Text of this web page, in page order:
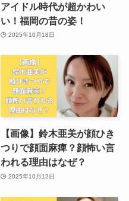
アイドル時代が超かわい
い！福岡の昔の姿！
2025年10月18日
【画像】鈴木亜美が顔ひき
つりで顔面麻痺？顔怖い言
われる理由はなぜ？
2025年10月12日